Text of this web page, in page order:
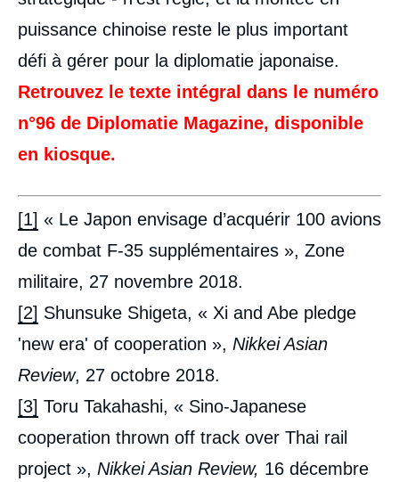
puissance chinoise reste le plus important
défi à gérer pour la diplomatie japonaise.
Retrouvez le texte intégral dans le numéro
n°96 de Diplomatie Magazine, disponible
en kiosque.
[1] « Le Japon envisage d’acquérir 100 avions
de combat F-35 supplémentaires », Zone
militaire, 27 novembre 2018.
[2] Shunsuke Shigeta, « Xi and Abe pledge
'new era' of cooperation », Nikkei Asian
Review, 27 octobre 2018.
[3] Toru Takahashi, « Sino-Japanese
cooperation thrown off track over Thai rail
project », Nikkei Asian Review, 16 décembre